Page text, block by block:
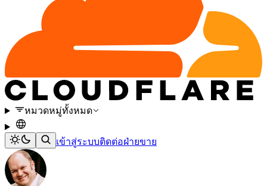
หมวดหมู่ทั้งหมด
เข้าสู่ระบบติดต่อฝ่ายขาย